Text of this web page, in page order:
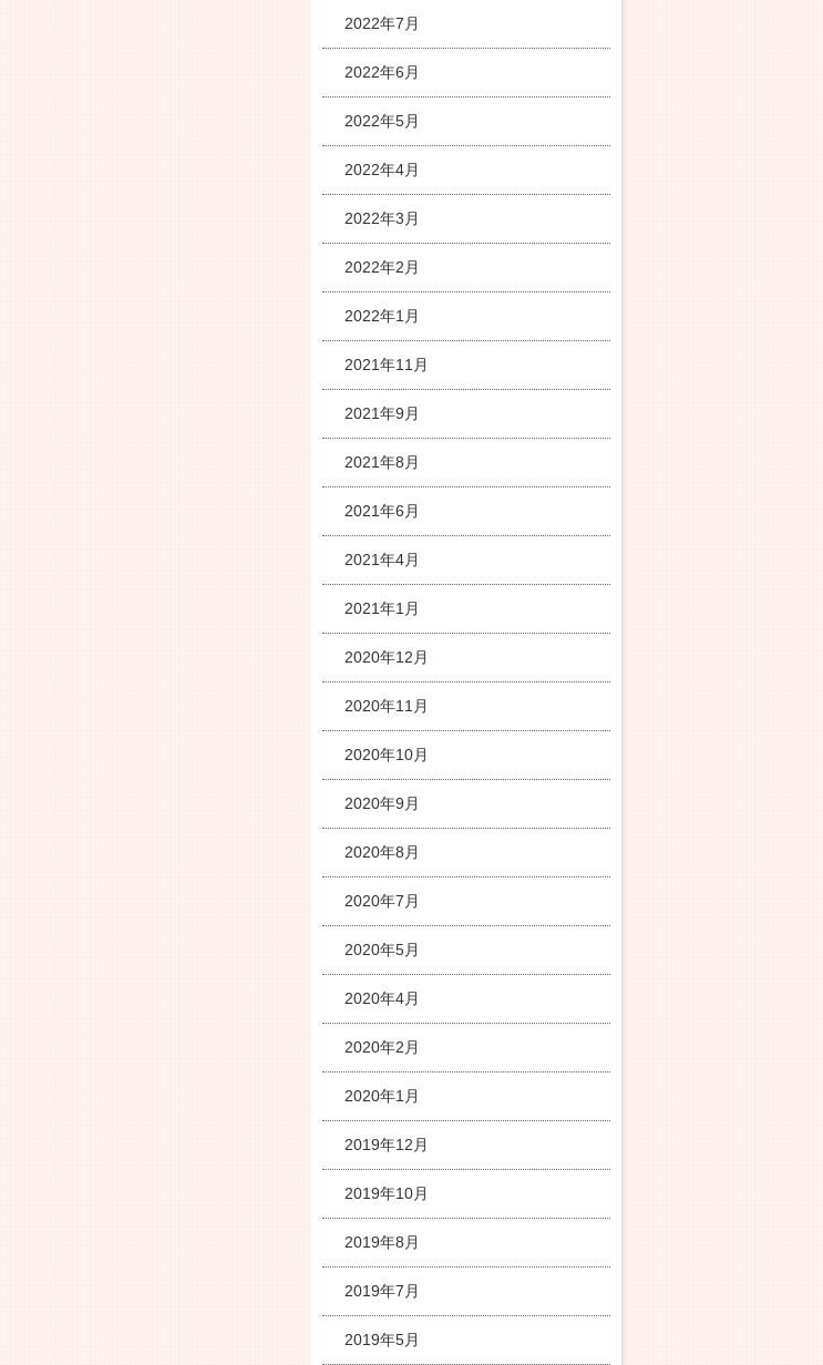
2022年7月
2022年6月
2022年5月
2022年4月
2022年3月
2022年2月
2022年1月
2021年11月
2021年9月
2021年8月
2021年6月
2021年4月
2021年1月
2020年12月
2020年11月
2020年10月
2020年9月
2020年8月
2020年7月
2020年5月
2020年4月
2020年2月
2020年1月
2019年12月
2019年10月
2019年8月
2019年7月
2019年5月